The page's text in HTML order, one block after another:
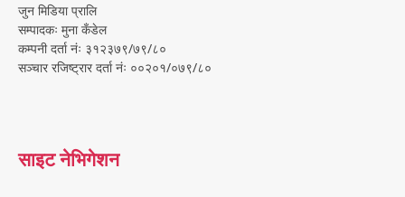
जुन मिडिया प्रालि
सम्पादकः मुना कँडेल
कम्पनी दर्ता नंः ३१२३७९/७९/८०
सञ्चार रजिष्ट्रार दर्ता नंः ००२०१/०७९/८०
साइट नेभिगेशन